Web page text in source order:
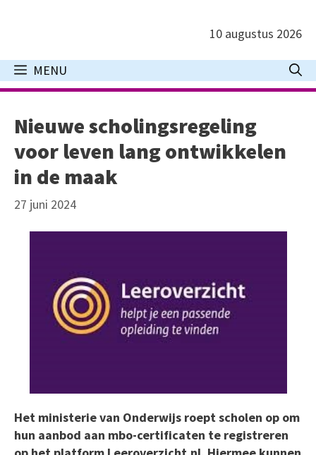
inhoud
10 augustus 2026
MENU
Nieuwe scholingsregeling
voor leven lang ontwikkelen
in de maak
27 juni 2024
Het ministerie van Onderwijs roept scholen op om
hun aanbod aan mbo-certificaten te registreren